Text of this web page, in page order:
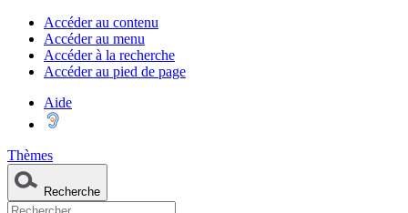
Accéder au contenu
Accéder au menu
Accéder à la recherche
Accéder au pied de page
Aide
Thèmes
Recherche